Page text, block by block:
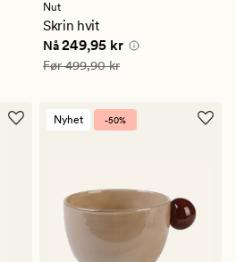
en
gjennomsnittlig
vurdering
på
5
Nut
Skrin hvit
Nåværende pris
Nå249,95 kr
Vanlig pris 499,90 kr
Før499,90 kr
Nyhet -50%